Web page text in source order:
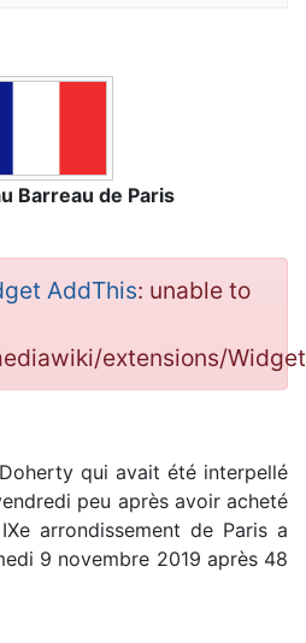
Barreau de Paris
AddThis: unable to
extensions/
qui avait été interpellé
peu après avoir acheté
arrondissement de Paris a
9 novembre 2019 après 48